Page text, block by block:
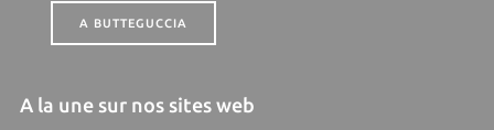
A BUTTEGUCCIA
A la une sur nos sites web